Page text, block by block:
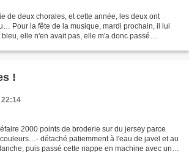
de deux chorales, et cette année, les deux ont
Pour la fête de la musique, mardi prochain, il lui
elle n'en avait pas, elle m'a donc passé
!
22:14
2000 points de broderie sur du jersey parce
détaché patiemment à l'eau de javel et au
puis passé cette nappe en machine avec un